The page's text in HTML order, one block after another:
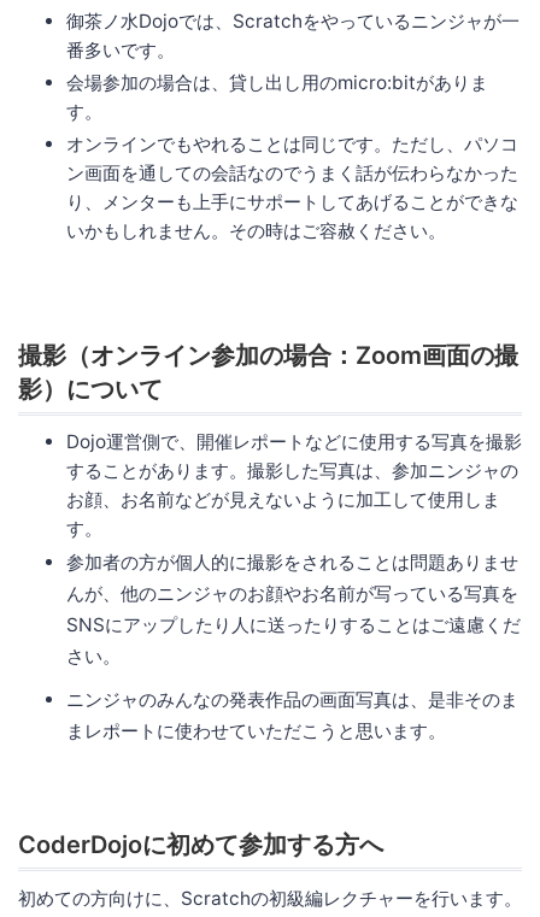
御茶ノ水Dojoでは、Scratchをやっているニンジャが一
番多いです。
会場参加の場合は、貸し出し用のmicro:bitがありま
す。
オンラインでもやれることは同じです。ただし、パソコ
ン画面を通しての会話なのでうまく話が伝わらなかった
り、メンターも上手にサポートしてあげることができな
いかもしれません。その時はご容赦ください。
撮影（オンライン参加の場合：Zoom画面の撮
影）について
Dojo運営側で、開催レポートなどに使用する写真を撮影
することがあります。撮影した写真は、参加ニンジャの
お顔、お名前などが見えないように加工して使用しま
す。
参加者の方が個人的に撮影をされることは問題ありませ
んが、他のニンジャのお顔やお名前が写っている写真を
SNSにアップしたり人に送ったりすることはご遠慮くだ
さい。
ニンジャのみんなの発表作品の画面写真は、是非そのま
まレポートに使わせていただこうと思います。
CoderDojoに初めて参加する方へ
初めての方向けに、Scratchの初級編レクチャーを行います。